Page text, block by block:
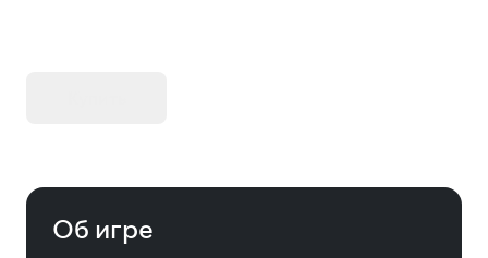
Об игре